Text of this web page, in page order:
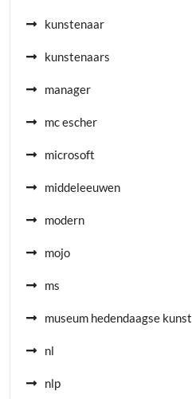
kunstenaar
kunstenaars
manager
mc escher
microsoft
middeleeuwen
modern
mojo
ms
museum hedendaagse kunst
nl
nlp